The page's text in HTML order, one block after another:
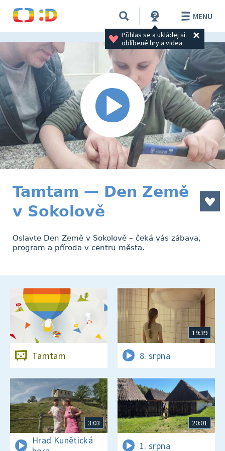
Přihlas se a ukládej si
oblíbené hry a videa.
MENU
Tamtam — Den Země
v Sokolově
Oslavte Den Země v Sokolově – čeká vás zábava,
program a příroda v centru města.
Tamtam
19:39
8. srpna
3:03
Hrad Kunětická
20:01
1. srpna